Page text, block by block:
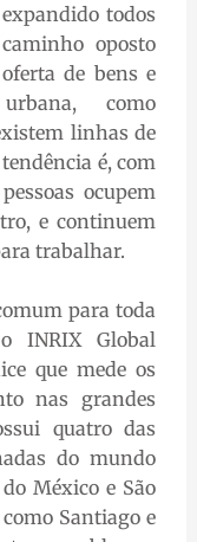
todos
oposto
de bens e
como
linhas de
é, com
ocupem
e continuem
trabalhar.
para toda
INRIX Global
que mede os
nas grandes
quatro das
do mundo
México e São
Santiago e